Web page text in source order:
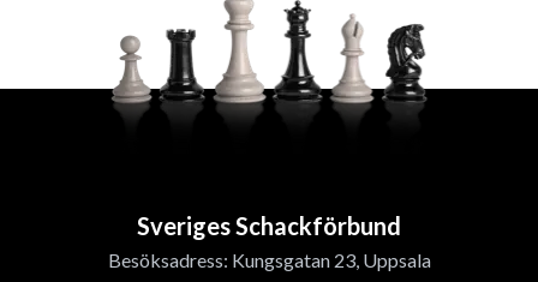
Sveriges Schackförbund
Besöksadress: Kungsgatan 23, Uppsala